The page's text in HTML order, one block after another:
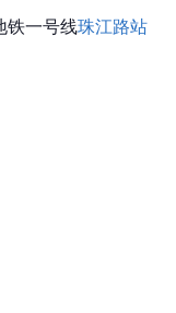
铁一号线珠江路站